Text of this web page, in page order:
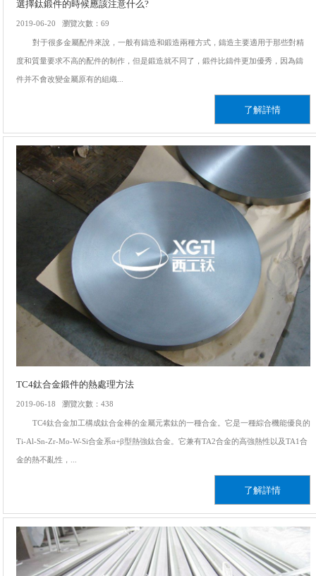
選擇鈦鍛件的時候應該注意什么?
2019-06-20 瀏覽次數：69
對于很多金屬配件來說，一般有鑄造和鍛造兩種方式，鑄造主要適用于那些對精
度和質量要求不高的配件的制作，但是鍛造就不同了，鍛件比鑄件更加優秀，因為鑄
件并不會改變金屬原有的組織...
了解詳情
TC4鈦合金鍛件的熱處理方法
2019-06-18 瀏覽次數：438
TC4鈦合金加工構成鈦合金棒的金屬元素鈦的一種合金。它是一種綜合機能優良的
Ti-Al-Sn-Zr-Mo-W-Si合金系α+β型熱強鈦合金。它兼有TA2合金的高強熱性以及TA1合
金的熱不亂性，...
了解詳情